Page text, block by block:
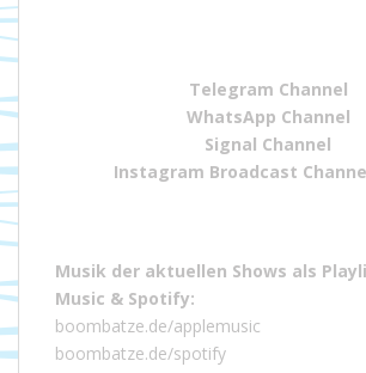
Telegram Channel
WhatsApp Channel
Signal Channel
Instagram Broadcast
Musik der aktuellen Shows als
Music & Spotify:
boombatze.de/applemusic
boombatze.de/spotify